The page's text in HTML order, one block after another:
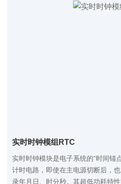
实时时钟模组RTC
实时时钟模块是电子系统的“时间锚
计时电路，即使在主电源切断后，
录年月日、时分秒。其超低功耗特